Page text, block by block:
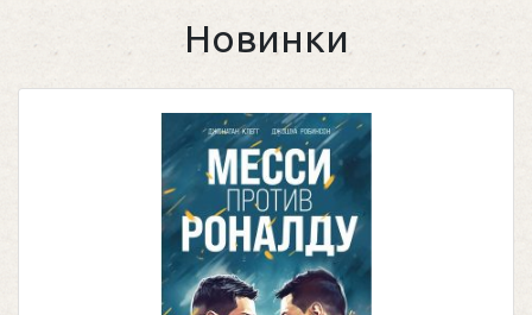
Новинки